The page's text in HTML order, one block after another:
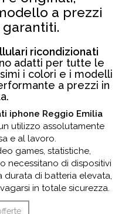
a prezzi
ricondizionati
adatti per tutte le
i colori e i modelli
a prezzi in
iphone Reggio Emilia
utilizzo assolutamente
e al lavoro.
games, statistiche,
necessitano di dispositivi
durata di batteria elevata,
in totale sicurezza.